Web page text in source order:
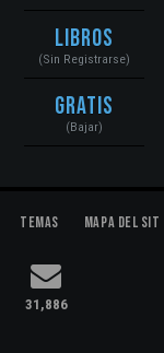
Libros
(Sin Registrarse)
Gratis
(Bajar)
Temas Mapa del
31,886